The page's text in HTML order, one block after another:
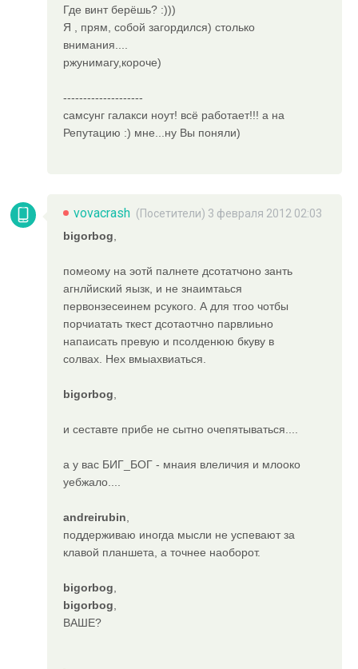
Где винт берёшь? :)))
Я , прям, собой загордился) столько
внимания....
ржунимагу,короче)
--------------------
самсунг галакси ноут! всё работает!!! а на
Репутацию :) мне...ну Вы поняли)
vovacrash (Посетители) 3 февраля 2012 02:03
bigorbog,
помеому на эотй палнете дсотатчоно занть
агнлйиский яызк, и не знаимтаься
первонзесеинем рсукого. А для тгоо чотбы
порчиатать ткест дсотаотчно парвлиьно
напаисать превую и псолденюю бкуву в
солвах. Нех вмыахвиаться.
bigorbog,
и сеставте прибе не сытно очепятываться....
а у вас БИГ_БОГ - мнаия влеличия и млооко
уебжало....
andreirubin,
поддерживаю иногда мысли не успевают за
клавой планшета, а точнее наоборот.
bigorbog,
bigorbog,
ВАШЕ?